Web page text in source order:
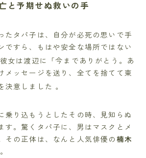
と予期せぬ救いの手
たタパ子は、自分が必死の思いで手
ですら、もはや安全な場所ではない
女は渡辺に「今までありがとう。あ
メッセージを送り、全てを捨てて東
決意しました 。
乗り込もうとしたその時、見知らぬ
す。驚くタパ子に、男はマスクとメ
その正体は、なんと人気俳優の楠木